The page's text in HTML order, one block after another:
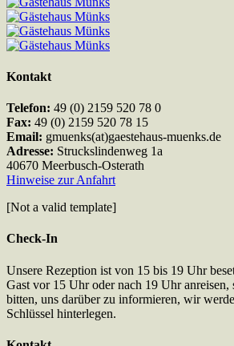
Kontakt
Telefon: 49 (0) 2159 520 78 0
Fax: 49 (0) 2159 520 78 15
Email: gmuenks(at)gaestehaus-muenks.de
Adresse: Struckslindenweg 1a
40670 Meerbusch-Osterath
Hinweise zur Anfahrt
[Not a valid template]
Check-In
Unsere Rezeption ist von 15 bis 19 Uhr
Gast vor 15 Uhr oder nach 19 Uhr
bitten, uns darüber zu informieren, wir
Schlüssel hinterlegen.